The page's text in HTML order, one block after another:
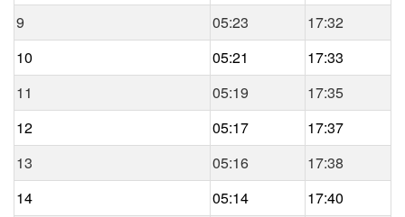
9
05:23
17:32
10
05:21
17:33
11
05:19
17:35
12
05:17
17:37
13
05:16
17:38
14
05:14
17:40